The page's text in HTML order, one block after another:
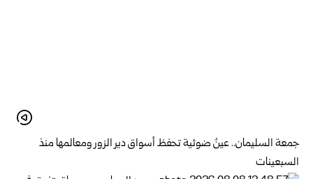
جمعة السليمان.. عينٌ ضوئية تحفظ أسواق دير الزور ومعالمها منذ
السبعينات